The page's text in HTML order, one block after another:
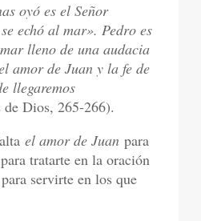
oyó es el Señor
echó al mar». Pedro es
lleno de una audacia
amor de Juan y la fe de
llegaremos
Dios, 265-266).
el amor de Juanpara
tratarte en la oración
servirte en los que